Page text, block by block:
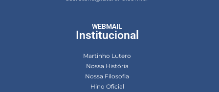
WEBMAIL
Institucional
Martinho Lutero
Nossa História
Nossa Filosofia
Hino Oficial